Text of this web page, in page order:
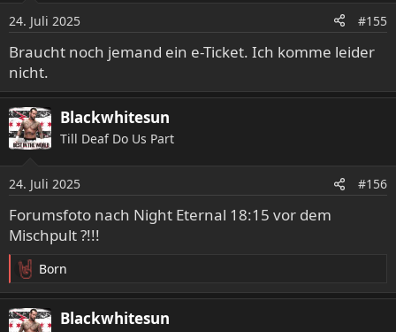
n
e
n
:
24. Juli 2025 #155
Braucht noch jemand ein e-Ticket. Ich komme leider
nicht.
Blackwhitesun
Till Deaf Do Us Part
24. Juli 2025 #156
Forumsfoto nach Night Eternal 18:15 vor dem
Mischpult ?!!!
R
e
a
k
Born
Blackwhitesun